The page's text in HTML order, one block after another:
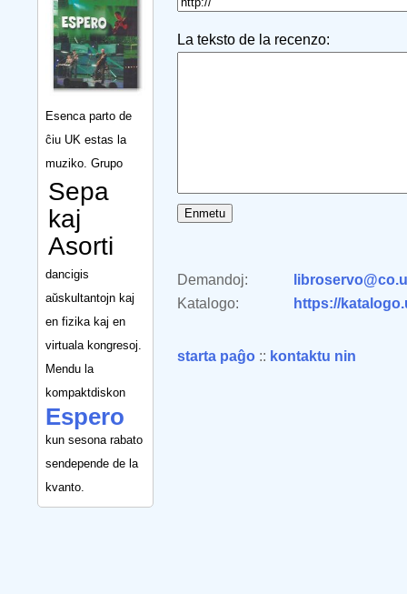
Esenca parto de
ĉiu UK estas la
muziko. Grupo
Sepa
kaj
Asorti
dancigis
aŭskultantojn kaj
en fizika kaj en
virtuala kongresoj.
Mendu la
kompaktdiskon
Espero
kun sesona rabato
sendepende de la
kvanto.
La teksto de la recenzo:
Demandoj:
Katalogo:
https://
starta paĝo :: kontaktu nin